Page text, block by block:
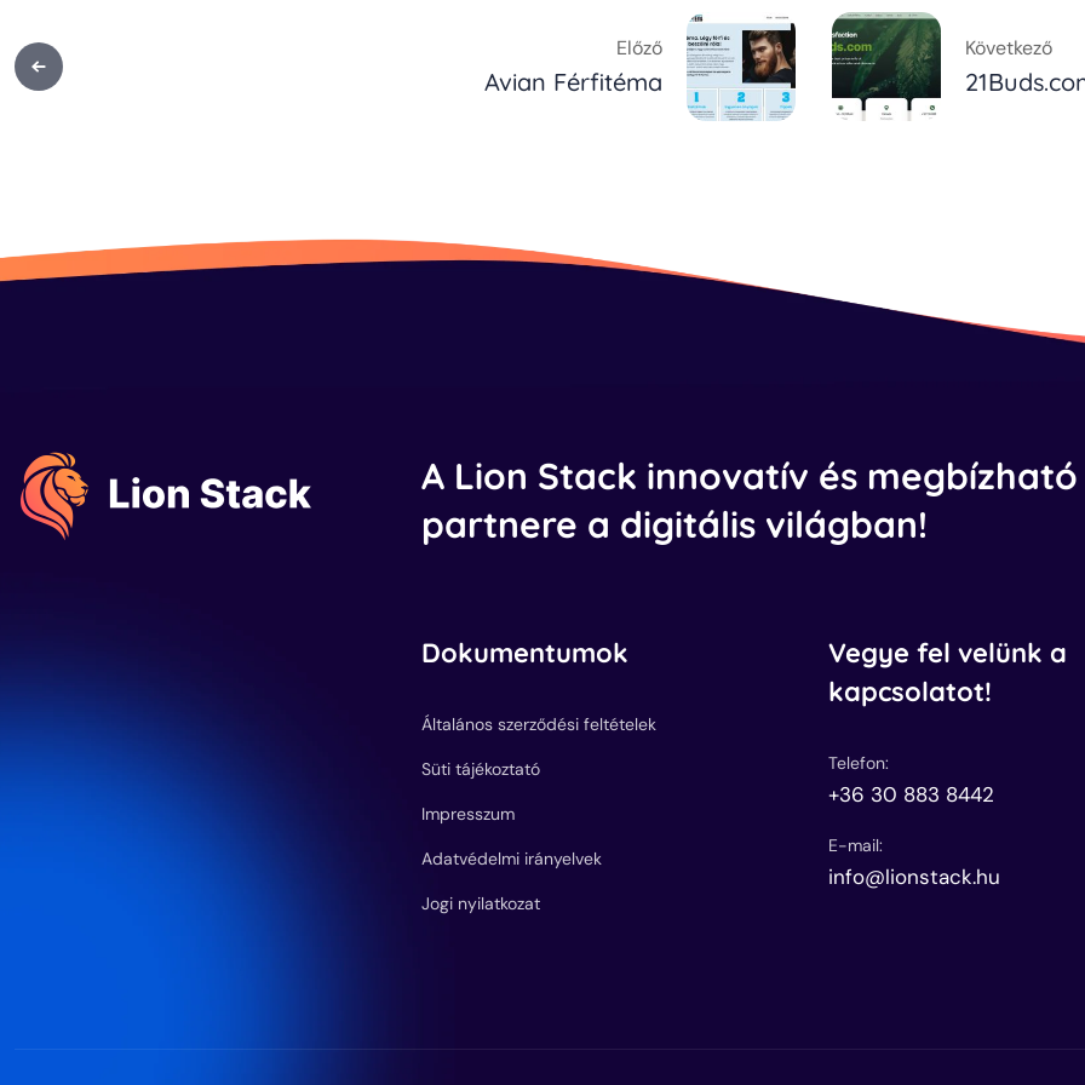
Előző
Avian Férfitéma
Következő
A Lion Stack innovatív és megbízható
partnere a digitális világban!
Dokumentumok
Általános szerződési feltételek
Süti tájékoztató
Impresszum
Adatvédelmi irányelvek
Jogi nyilatkozat
Vegye fel velünk a
kapcsolatot!
Telefon:
+36 30 883 8442
E-mail:
info@lionstack.hu